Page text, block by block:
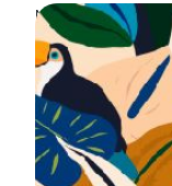
№ 2812202117